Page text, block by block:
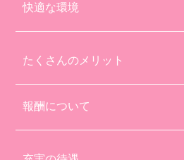
快適な環境
たくさんのメリット
報酬について